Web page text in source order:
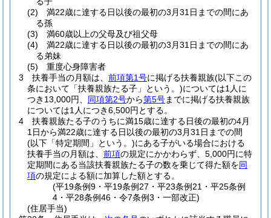
(2)
満22歳に達する日以後の最初の3月31日までの間にあ
る孫
(3)
満60歳以上の父母及び祖父母
(4)
満22歳に達する日以後の最初の3月31日までの間にあ
る弟妹
(5)
重度心身障害者
3
扶養手当の月額は、 前項第1号に掲げる扶養親族(以下この
条において「扶養親族たる子」という。)については1人に
つき13,000円、 同項第2号から第5号までに掲げる扶養親族
については1人につき6,500円とする。
4
扶養親族たる子のうちに満15歳に達する日後の最初の4月
1日から満22歳に達する日以後の最初の3月31日までの間
(以下「特定期間」という。)にある子がいる場合における
扶養手当の月額は、 前項の規定にかかわらず、5,000円に特
定期間にある当該扶養親族たる子の数を乗じて得た額を同
項の規定による額に加算した額とする。
(平19条例9・平19条例27・平23条例21・平25条例
4・平28条例46・令7条例3・一部改正)
(住居手当)